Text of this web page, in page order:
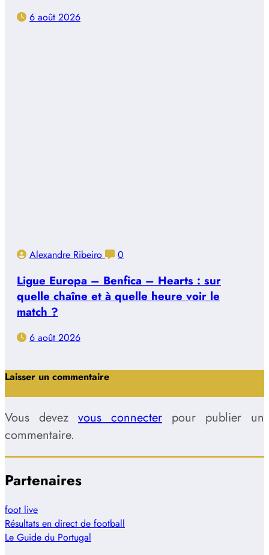
6 août 2026
Alexandre Ribeiro 0
Ligue Europa – Benfica – Hearts : sur
quelle chaîne et à quelle heure voir le
match ?
6 août 2026
Laisser un commentaire
Vous devez vous connecter pour publier un
commentaire.
Partenaires
foot live
Résultats en direct de football
Le Guide du Portugal